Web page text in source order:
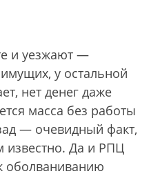
и уезжают —
у остальной
нет денег даже
масса без работы
— очевидный факт,
известно. Да и РПЦ
оболваниванию